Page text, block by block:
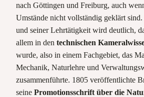
nach Göttingen und Freiburg, auch
Umstände nicht vollständig geklärt
und seiner Lehrtätigkeit wird deutlich,
allem in den technischen
wurde, also in einem Fachgebiet, das
Mechanik, Naturlehre und
zusammenführte. 1805 veröffentlichte
seine Promotionsschrift über die